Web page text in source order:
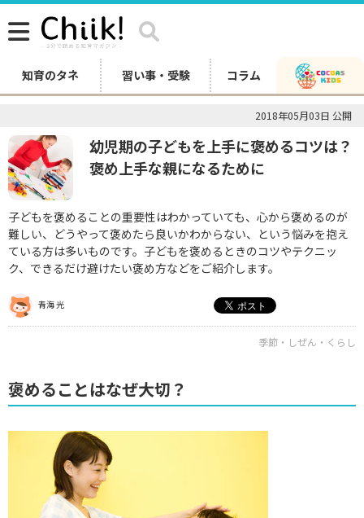
知育のタネ 習い事・受験 コラム
2018年05月03日 公開
幼児期の子どもを上手に褒めるコツは？
褒め上手な親になるために
子どもを褒めることの重要性はわかっていても、心から褒めるのが
難しい、どうやって褒めたら良いかわからない、という悩みを抱え
ている方は多いものです。子どもを褒めるときのコツやテクニッ
ク、できるだけ避けたい褒め方などをご紹介します。
青海 光
季節・しぜん・くらし
褒めることはなぜ大切？